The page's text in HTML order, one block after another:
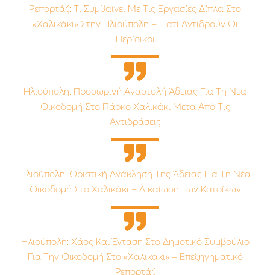
Ρεπορτάζ: Τι Συμβαίνει Με Τις Εργασίες Δίπλα Στο
«Χαλικάκι» Στην Ηλιούπολη – Γιατί Αντιδρούν Οι
Περίοικοι
Ηλιούπολη: Προσωρινή Αναστολή Άδειας Για Τη Νέα
Οικοδομή Στο Πάρκο Χαλικάκι Μετά Από Τις
Αντιδράσεις
Ηλιούπολη: Οριστική Ανάκληση Της Άδειας Για Τη Νέα
Οικοδομή Στο Χαλικάκι – Δικαίωση Των Κατοίκων
Ηλιούπολη: Χάος Και Ένταση Στο Δημοτικό Συμβούλιο
Για Την Οικοδομή Στο «Χαλικάκι» – Επεξηγηματικό
Ρεπορτάζ